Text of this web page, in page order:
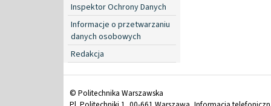
Inspektor Ochrony Danych
Informacje o przetwarzaniu
danych osobowych
Redakcja
© Politechnika Warszawska